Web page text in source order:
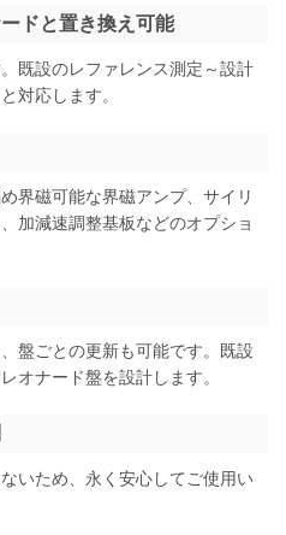
ドと置き換え可能
既設のレファレンス測定～設計
対応します。
界磁可能な界磁アンプ、サイリ
加減速調整基板などのオプショ
盤ごとの更新も可能です。既設
オナード盤を設計します。
いため、永く安心してご使用い